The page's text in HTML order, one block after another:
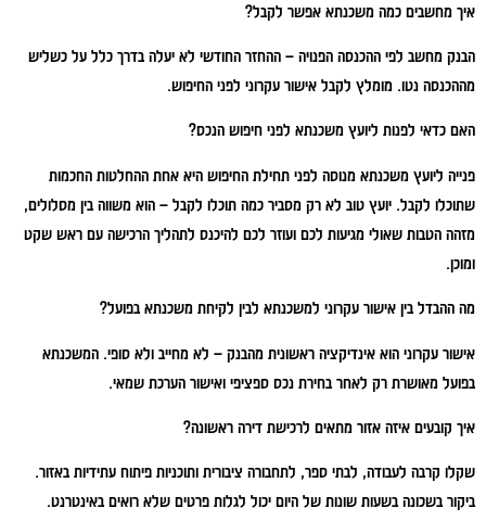
איך מחשבים כמה משכנתא אפשר לקבל?
הבנק מחשב לפי ההכנסה הפנויה – ההחזר החודשי לא יעלה בדרך כלל על כשליש
מההכנסה נטו. מומלץ לקבל אישור עקרוני לפני החיפוש.
האם כדאי לפנות ליועץ משכנתא לפני חיפוש הנכס?
פנייה ליועץ משכנתא מנוסה לפני תחילת החיפוש היא אחת ההחלטות החכמות
שתוכלו לקבל. יועץ טוב לא רק מסביר כמה תוכלו לקבל – הוא משווה בין מסלולים,
מזהה הטבות שאולי מגיעות לכם ועוזר לכם להיכנס לתהליך הרכישה עם ראש שקט
ומוכן.
מה ההבדל בין אישור עקרוני למשכנתא לבין לקיחת משכנתא בפועל?
אישור עקרוני הוא אינדיקציה ראשונית מהבנק – לא מחייב ולא סופי. המשכנתא
בפועל מאושרת רק לאחר בחירת נכס ספציפי ואישור הערכת שמאי.
איך קובעים איזה אזור מתאים לרכישת דירה ראשונה?
שקלו קרבה לעבודה, לבתי ספר, לתחבורה ציבורית ותוכניות פיתוח עתידיות באזור.
ביקור בשכונה בשעות שונות של היום יכול לגלות פרטים שלא רואים באינטרנט.